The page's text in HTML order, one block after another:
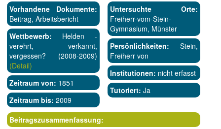
Vorhandene Dokumente:
Beitrag, Arbeitsbericht
Wettbewerb: Helden -
verehrt, verkannt,
vergessen? (2008-2009)
(Detail)
Zeitraum von: 1851
Zeitraum bis: 2009
Untersuchte Orte:
Freiherr-vom-Stein-
Gymnasium, Münster
Persönlichkeiten: Stein,
Freiherr von
Institutionen: nicht erfasst
Tutoriert: Ja
Beitragszusammenfassung: